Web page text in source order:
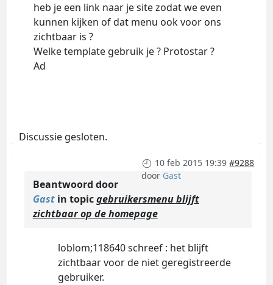
heb je een link naar je site zodat we even
kunnen kijken of dat menu ook voor ons
zichtbaar is ?
Welke template gebruik je ? Protostar ?
Ad
Discussie gesloten.
10 feb 2015 19:39 #9288
door Gast
Beantwoord door
Gastin topicgebruikersmenu blijft
zichtbaar op de homepage
loblom;118640 schreef : het blijft
zichtbaar voor de niet geregistreerde
gebruiker.